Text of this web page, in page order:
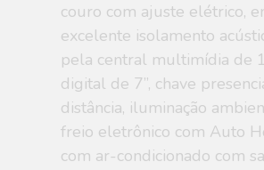
couro com ajuste elétrico,
excelente isolamento
pela central multimídia de
digital de 7”, chave
distância, iluminação
freio eletrônico com Auto
com ar-condicionado com